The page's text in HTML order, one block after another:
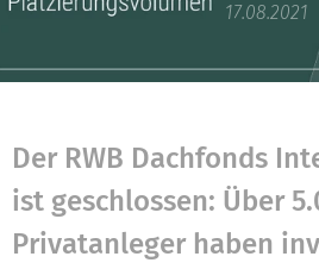
17.08.2021
Der RWB Dachfonds
ist geschlossen: Über
Privatanleger haben